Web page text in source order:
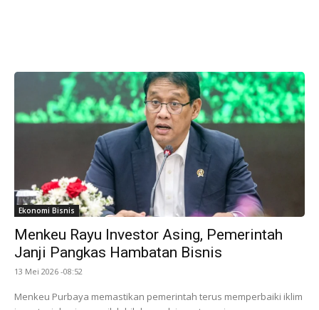
Ekonomi Bisnis
Menkeu Rayu Investor Asing, Pemerintah
Janji Pangkas Hambatan Bisnis
13 Mei 2026 -08:52
Menkeu Purbaya memastikan pemerintah terus memperbaiki iklim